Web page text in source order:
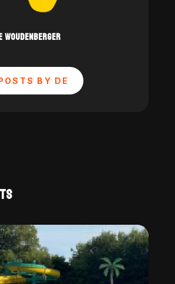
BY DE